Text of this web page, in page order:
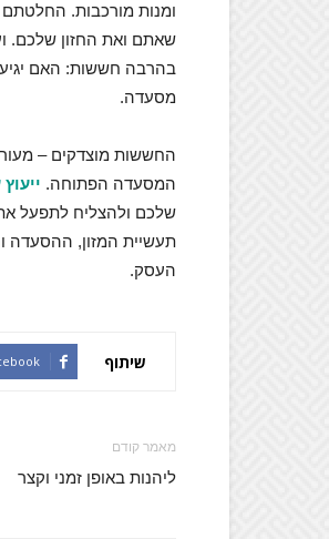
ומנות מורכבות.
שאתם ואת החזון שלכם.
בהרבה חששות: האם
מסעדה.
החששות מוצדקים –
המסעדה הפתוחה.
תעשיית המזון, ההסעדה
העסק.
שיתוף
מאמר קודם
ליהנות באופן זמני וקצר